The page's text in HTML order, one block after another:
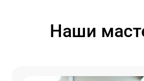
Наши